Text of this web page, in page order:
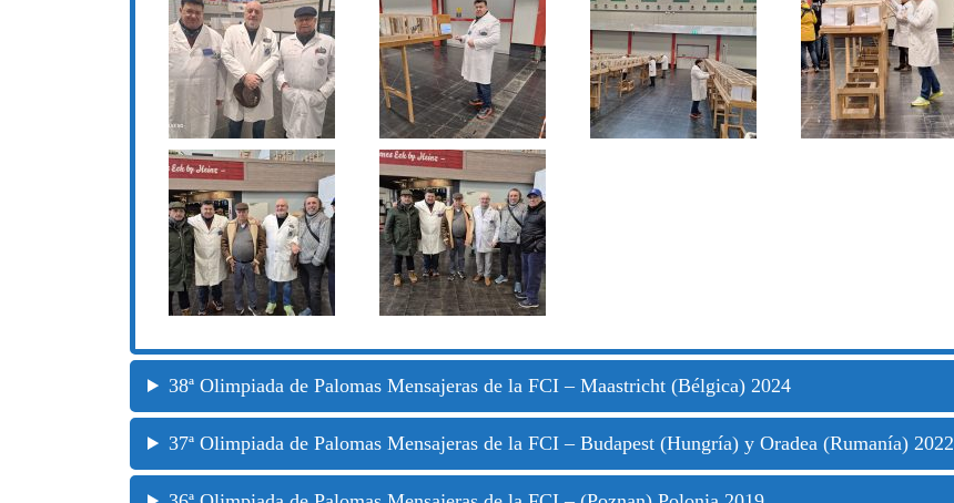
38ª Olimpiada de Palomas Mensajeras de la FCI – Maastricht (Bélgica) 2024
37ª Olimpiada de Palomas Mensajeras de la FCI – Budapest (Hungría) y Oradea (Rumanía) 2022